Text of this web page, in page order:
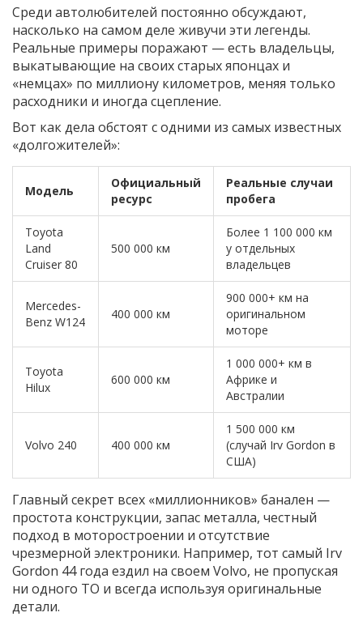
Среди автолюбителей постоянно обсуждают,
насколько на самом деле живучи эти легенды.
Реальные примеры поражают — есть владельцы,
выкатывающие на своих старых японцах и
«немцах» по миллиону километров, меняя только
расходники и иногда сцепление.
Вот как дела обстоят с одними из самых известных
«долгожителей»:
Модель
Официальный
ресурс
Реальные случаи
пробега
Toyota
Land
Cruiser 80
500 000 км
Более 1 100 000 км
у отдельных
владельцев
Mercedes-
Benz W124
400 000 км
900 000+ км на
оригинальном
моторе
Toyota
Hilux
600 000 км
1 000 000+ км в
Африке и
Австралии
Volvo 240 400 000 км
1 500 000 км
(случай Irv Gordon в
США)
Главный секрет всех «миллионников» банален —
простота конструкции, запас металла, честный
подход в моторостроении и отсутствие
чрезмерной электроники. Например, тот самый Irv
Gordon 44 года ездил на своем Volvo, не пропуская
ни одного ТО и всегда используя оригинальные
детали.